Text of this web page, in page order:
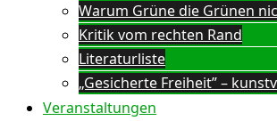
Warum Grüne die Grünen
Kritik vom rechten Rand
Literaturliste
„Gesicherte Freiheit” –
Veranstaltungen